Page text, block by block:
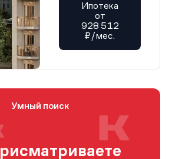
Ипотека
от
928 512
₽/мес.
Умный поиск